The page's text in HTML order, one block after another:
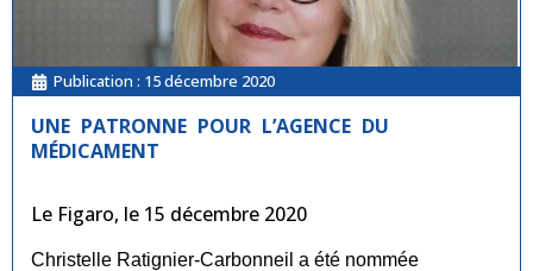
Publication : 15 décembre 2020
UNE PATRONNE POUR L’AGENCE DU
MÉDICAMENT
Le Figaro, le 15 décembre 2020
Christelle Ratignier-Carbonneil a été nommée